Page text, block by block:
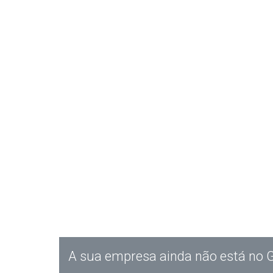
A sua empresa ainda não está no